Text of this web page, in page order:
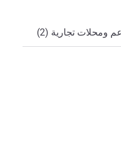
ومحلات تجارية (2)